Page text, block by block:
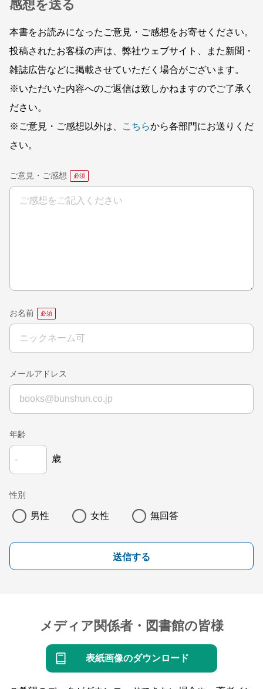
感想を送る
本書をお読みになったご意見・ご感想をお寄せください。
投稿されたお客様の声は、弊社ウェブサイト、また新聞・
雑誌広告などに掲載させていただく場合がございます。
※いただいた内容へのご返信は致しかねますのでご了承く
ださい。
※ご意見・ご感想以外は、
こちらから各部門にお送りくだ
さい。
ご意見・ご感想
お名前
メールアドレス
年齢
歳
性別
男性 女性 無回答
送信する
メディア関係者・図書館の皆様
表紙画像のダウンロード